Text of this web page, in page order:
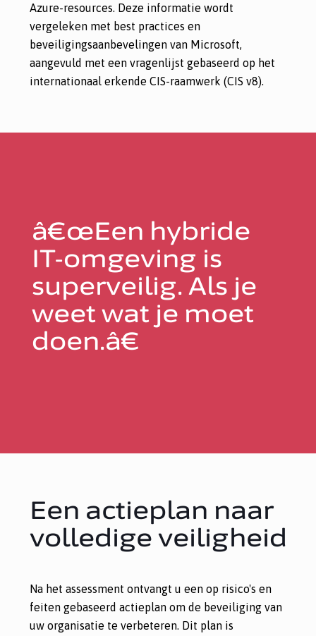
Azure-resources. Deze informatie wordt
vergeleken met best practices en
beveiligingsaanbevelingen van Microsoft,
aangevuld met een vragenlijst gebaseerd op het
internationaal erkende CIS-raamwerk (CIS v8).
â€œEen hybride
IT-omgeving is
superveilig. Als je
weet wat je moet
doen.â€
Een actieplan naar
volledige veiligheid
Na het assessment ontvangt u een op risico's en
feiten gebaseerd actieplan om de beveiliging van
uw organisatie te verbeteren. Dit plan is